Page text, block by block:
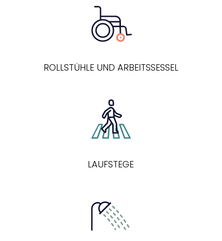
ROLLSTÜHLE UND ARBEITSSESSEL
LAUFSTEGE